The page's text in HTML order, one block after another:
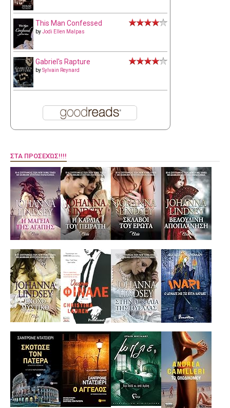
This Man Confessed
byJodi Ellen Malpas
Gabriel's Rapture
bySylvain Reynard
ΣΤΑ ΠΡΟΣΕΧΏΣ!!!!